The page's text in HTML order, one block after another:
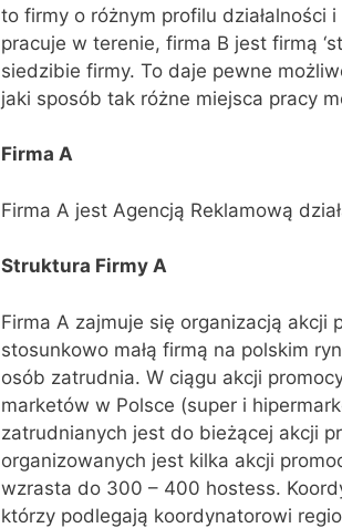
to firmy o różnym profilu działalności
pracuje w terenie, firma B jest firmą
siedzibie firmy. To daje pewne
jaki sposób tak różne miejsca pracy
Firma A
Firma A jest Agencją Reklamową
Struktura Firmy A
Firma A zajmuje się organizacją akcji
stosunkowo małą firmą na polskim
osób zatrudnia. W ciągu akcji
marketów w Polsce (super i
zatrudnianych jest do bieżącej akcji
organizowanych jest kilka akcji
wzrasta do 300 – 400 hostess.
którzy podlegają koordynatorowi